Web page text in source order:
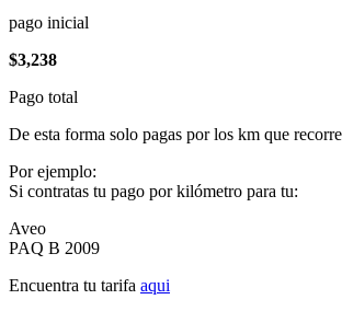
pago inicial
$3,238
Pago total
De esta forma solo pagas por los km que
Por ejemplo:
Si contratas tu pago por kilómetro para tu:
Aveo
PAQ B 2009
Encuentra tu tarifa aqui